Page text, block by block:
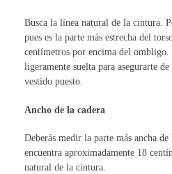
Busca la línea natural de la cintura.
pues es la parte más estrecha del
centímetros por encima del
ligeramente suelta para asegurarte
vestido puesto.
Ancho de la cadera
Deberás medir la parte más ancha
encuentra aproximadamente 18
natural de la cintura.